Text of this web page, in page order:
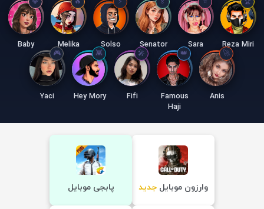
Reza Miri
Sara
Senator
Solso
Melika
Baby
Anis
Famous
Haji
Fifi
Hey Mory
Yaci
وارزون موبایل جدید پابجی موبایل